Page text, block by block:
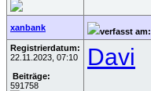
xanbank verfasst am:
Registrierdatum:
22.11.2023, 07:10
Beiträge:
591758
Davi